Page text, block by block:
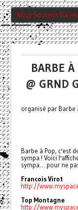
Nous Soutenir Via
BARBE
@ GRND
organisé par Barbe
Barbe à Pop, c'est
sympa ! Voici
sympa… pour ne
Francois Virot
http://
Top Montagne
http://